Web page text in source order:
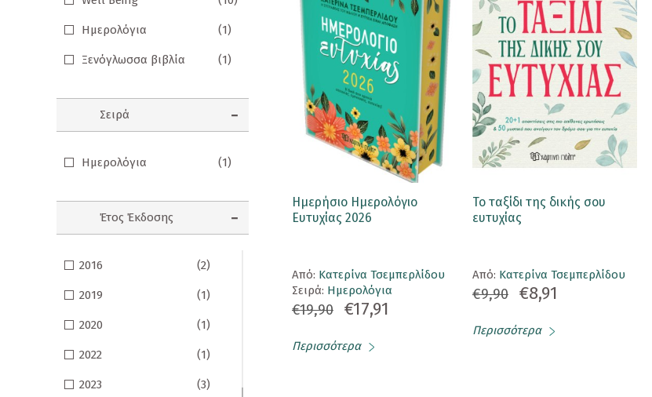
Σημειωματάρια
ΠΑΙΔΙΑ
Βιβλία δραστηριοτήτων
Ηχογραφημένες Ιστορίες
Ημερολόγια (1)
Ξενόγλωσσα βιβλία (1)
Σειρά
Ημερολόγια (1)
Έτος Έκδοσης
2016 (2)
2019 (1)
2020 (1)
2022 (1)
2023 (3)
Ημερήσιο Ημερολόγιο
Ευτυχίας 2026
Aπό: Κατερίνα Τσεμπερλίδου
Σειρά: Ημερολόγια
€19,90 €17,91
Περισσότερα
Το ταξίδι της δικής σου
ευτυχίας
Aπό: Κατερίνα Τσεμπερλίδου
€9,90 €8,91
Περισσότερα